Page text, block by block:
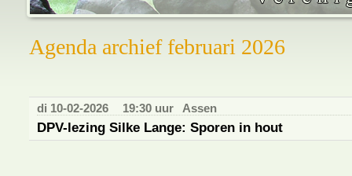
Agenda archief februari 2026
di 10-02-2026 19:30 uur Assen
DPV-lezing Silke Lange: Sporen in hout